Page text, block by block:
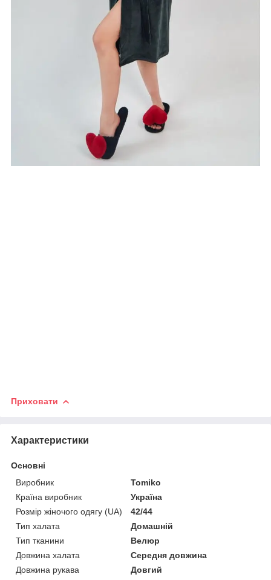
Приховати
Характеристики
Основні
Виробник
Tomiko
Країна виробник
Україна
Розмір жіночого одягу (UA)
42/44
Тип халата
Домашній
Тип тканини
Велюр
Довжина халата
Середня довжина
Довжина рукава
Довгий